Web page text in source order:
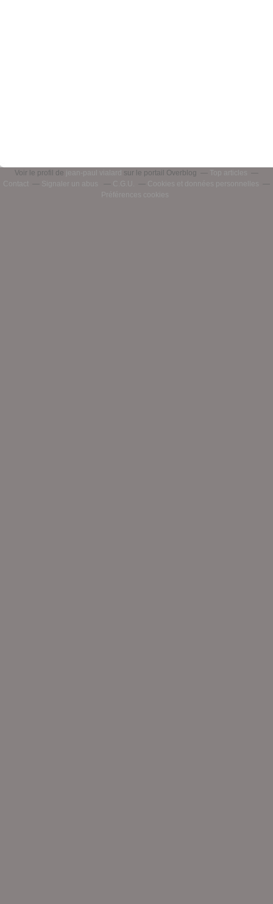
Voir le profil de jean-paul vialard sur le portail Overblog
Top articles
Contact
Signaler un abus C.G.U.
Cookies et données personnelles
Préférences cookies